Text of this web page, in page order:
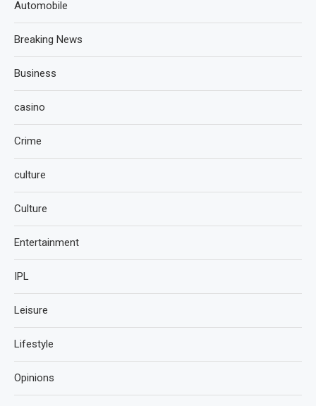
Automobile
Breaking News
Business
casino
Crime
culture
Culture
Entertainment
IPL
Leisure
Lifestyle
Opinions